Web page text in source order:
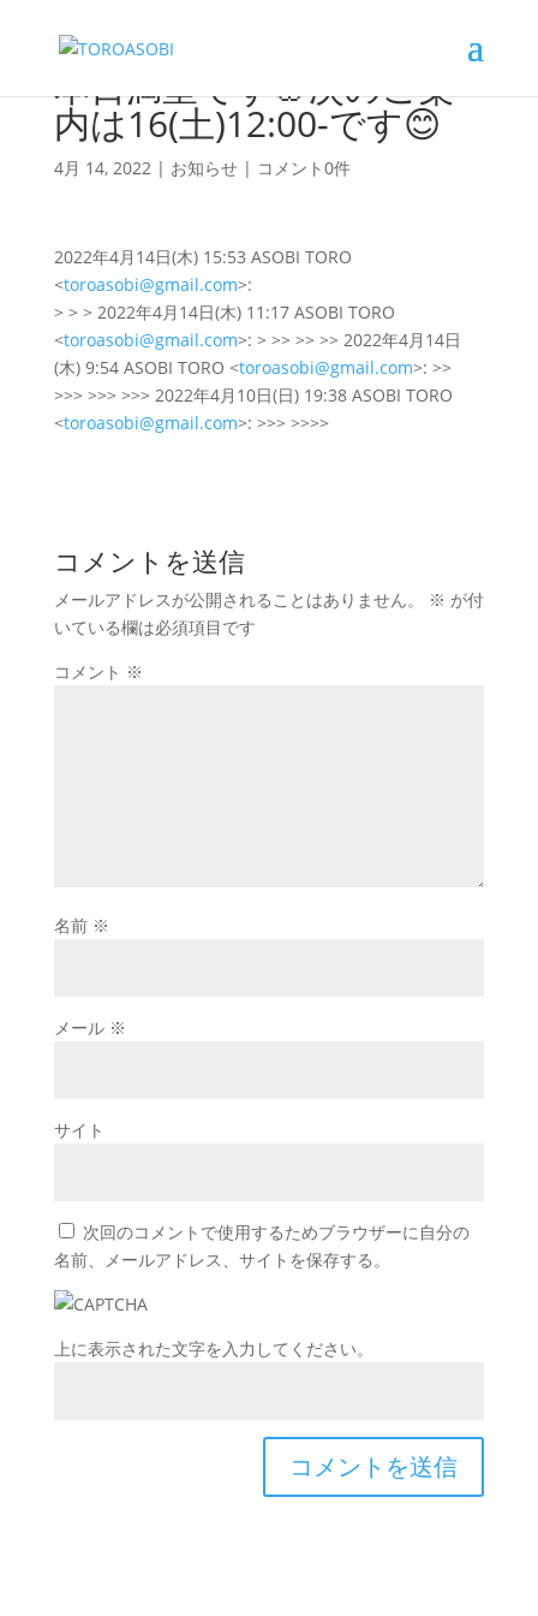
本日満室です🌸次のご案
内は16(土)12:00-です😊
4月 14, 2022| お知らせ| コメント0件
2022年4月14日(木) 15:53 ASOBI TORO
<toroasobi@gmail.com>:
> > > 2022年4月14日(木) 11:17 ASOBI TORO
<toroasobi@gmail.com>: > >> >> >> 2022年4月14日
(木) 9:54 ASOBI TORO <toroasobi@gmail.com>: >>
>>> >>> >>> 2022年4月10日(日) 19:38 ASOBI TORO
<toroasobi@gmail.com>: >>> >>>>
コメントを送信
メールアドレスが公開されることはありません。 ※ が付
いている欄は必須項目です
コメント ※
名前 ※
メール ※
サイト
次回のコメントで使用するためブラウザーに自分の
名前、メールアドレス、サイトを保存する。
上に表示された文字を入力してください。